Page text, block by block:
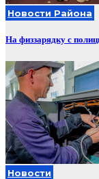
Новости Района
На физзарядку с
Новости